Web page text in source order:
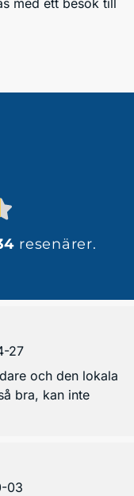
resenärer.
27
och den lokala
bra, kan inte
03